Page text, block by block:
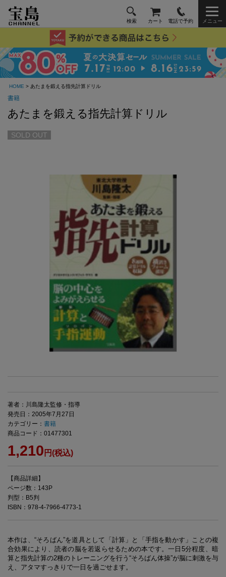
検索 カート 電話で予約 メニュー
HOME > あたまを鍛える指先計算ドリル
書籍
あたまを鍛える指先計算ドリル
SOLD OUT
著者：川島隆太監修・指導
発売日：2005年7月27日
カテゴリー： 書籍
商品コード：01477301
1,210 円(税込)
【商品詳細】
ページ数：143P
判型：B5判
ISBN：978-4-7966-4773-1
本作は、“そろばん”を道具として「計算」と「手指を動かす」ことの複
合効果により、読者の脳を若返らせるための本です。一日5分程度、暗
算と指先計算の2種のトレーニングを行う“そろばん体操”が脳に刺激を与
え、アタマすっきりで一日を過ごせます。